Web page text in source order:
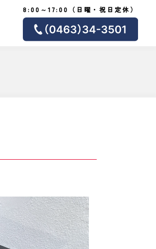
8:00～17:00（日曜・祝日定休）